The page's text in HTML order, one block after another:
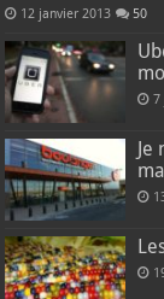
12 janvier 2013 50
7
Je